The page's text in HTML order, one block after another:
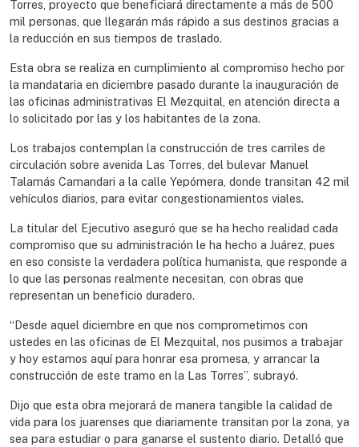
Torres, proyecto que beneficiará directamente a más de 500
mil personas, que llegarán más rápido a sus destinos gracias a
la reducción en sus tiempos de traslado.
Esta obra se realiza en cumplimiento al compromiso hecho por
la mandataria en diciembre pasado durante la inauguración de
las oficinas administrativas El Mezquital, en atención directa a
lo solicitado por las y los habitantes de la zona.
Los trabajos contemplan la construcción de tres carriles de
circulación sobre avenida Las Torres, del bulevar Manuel
Talamás Camandari a la calle Yepómera, donde transitan 42 mil
vehículos diarios, para evitar congestionamientos viales.
La titular del Ejecutivo aseguró que se ha hecho realidad cada
compromiso que su administración le ha hecho a Juárez, pues
en eso consiste la verdadera política humanista, que responde a
lo que las personas realmente necesitan, con obras que
representan un beneficio duradero.
“Desde aquel diciembre en que nos comprometimos con
ustedes en las oficinas de El Mezquital, nos pusimos a trabajar
y hoy estamos aquí para honrar esa promesa, y arrancar la
construcción de este tramo en la Las Torres”, subrayó.
Dijo que esta obra mejorará de manera tangible la calidad de
vida para los juarenses que diariamente transitan por la zona, ya
sea para estudiar o para ganarse el sustento diario. Detalló que